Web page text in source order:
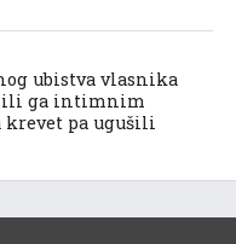
ubistva vlasnika
ga intimnim
krevet pa ugušili